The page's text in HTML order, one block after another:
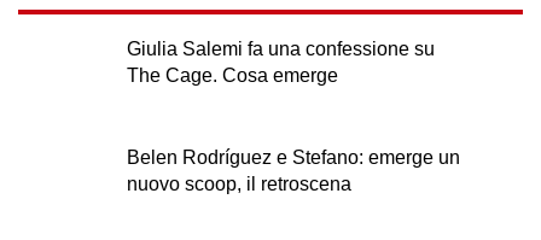
Giulia Salemi fa una confessione su
The Cage. Cosa emerge
Belen Rodríguez e Stefano: emerge un
nuovo scoop, il retroscena